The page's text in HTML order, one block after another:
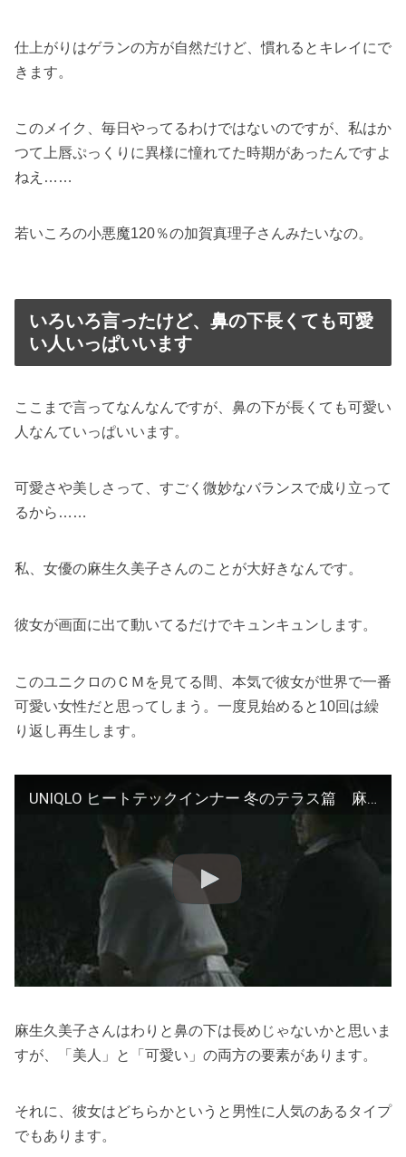
仕上がりはゲランの方が自然だけど、慣れるとキレイにで
きます。
このメイク、毎日やってるわけではないのですが、私はか
つて上唇ぷっくりに異様に憧れてた時期があったんですよ
ねえ……
若いころの小悪魔120％の加賀真理子さんみたいなの。
いろいろ言ったけど、鼻の下長くても可愛
い人いっぱいいます
ここまで言ってなんなんですが、鼻の下が長くても可愛い
人なんていっぱいいます。
可愛さや美しさって、すごく微妙なバランスで成り立って
るから……
私、女優の麻生久美子さんのことが大好きなんです。
彼女が画面に出て動いてるだけでキュンキュンします。
このユニクロのＣＭを見てる間、本気で彼女が世界で一番
可愛い女性だと思ってしまう。一度見始めると10回は繰
り返し再生します。
UNIQLO ヒートテックインナー 冬のテラス篇 麻生久美子 大森南朋
麻生久美子さんはわりと鼻の下は長めじゃないかと思いま
すが、「美人」と「可愛い」の両方の要素があります。
それに、彼女はどちらかというと男性に人気のあるタイプ
でもあります。